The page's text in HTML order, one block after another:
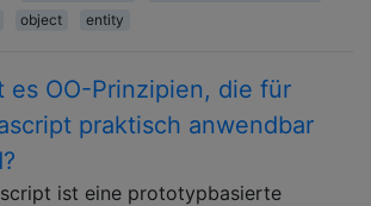
object entity
es OO-Prinzipien, die für
praktisch anwendbar
ist eine prototypbasierte